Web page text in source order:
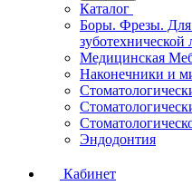
Каталог
Боры. Фрезы. Для
зуботехнической
Медицинская
Наконечники и
Эндодонтия
Кабинет